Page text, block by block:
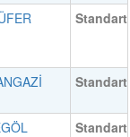
Standart
Standart
Standart